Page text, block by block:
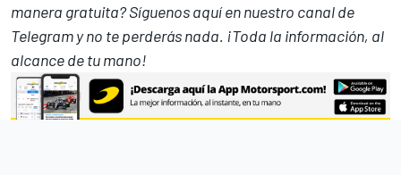
manera gratuita? Síguenosaquí en nuestro canal de
Telegramy no te perderás nada. ¡Toda la información, al
alcance de tu mano!